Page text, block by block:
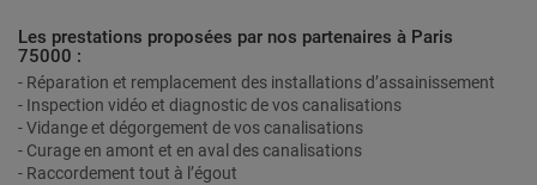
Les prestations proposées par nos partenaires à Paris
75000 :
- Réparation et remplacement des installations d’assainissement
- Inspection vidéo et diagnostic de vos canalisations
- Vidange et dégorgement de vos canalisations
- Curage en amont et en aval des canalisations
- Raccordement tout à l’égout